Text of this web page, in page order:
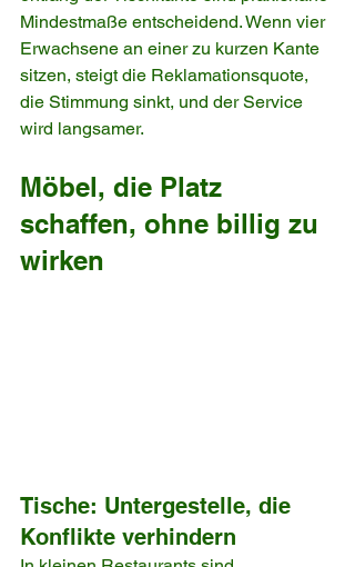
Mindestmaße entscheidend. Wenn vier
Erwachsene an einer zu kurzen Kante
sitzen, steigt die Reklamationsquote,
die Stimmung sinkt, und der Service
wird langsamer.
Möbel, die Platz
schaffen, ohne billig zu
wirken
Tische: Untergestelle, die
Konflikte verhindern